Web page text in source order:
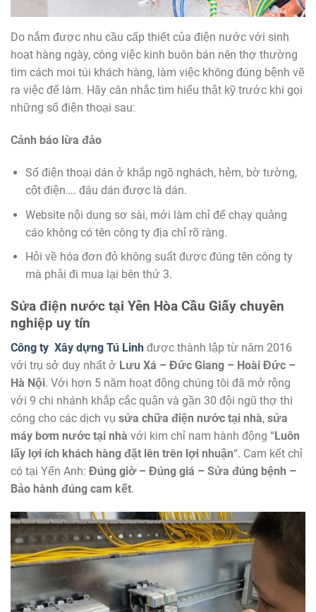
Do nắm được nhu cầu cấp thiết của điện nước với sinh
hoạt hàng ngày, công việc kinh buôn bán nên thợ thường
tìm cách moi túi khách hàng, làm việc không đúng bệnh vẽ
ra việc để làm. Hãy cân nhắc tìm hiểu thật kỹ trước khi gọi
những số điện thoại sau:
Cảnh báo lừa đảo
Số điện thoại dán ở khắp ngõ nghách, hẻm, bờ tường,
cột điện…. đâu dán được là dán.
Website nội dung sơ sài, mới làm chỉ để chạy quảng
cáo không có tên công ty địa chỉ rõ ràng.
Hỏi về hóa đơn đỏ không suất được đúng tên công ty
mà phải đi mua lại bên thứ 3.
Sửa điện nước tại Yên Hòa Cầu Giấy chuyên
nghiệp uy tín
Công ty Xây dựng Tú Linh được thành lập từ năm 2016
với trụ sở duy nhất ở Lưu Xá – Đức Giang – Hoài Đức –
Hà Nội. Với hơn 5 năm hoạt động chúng tôi đã mở rộng
với 9 chi nhánh khắp cắc quận và gần 30 đội ngũ thợ thi
công cho các dịch vụ sửa chữa điện nước tại nhà, sửa
máy bơm nước tại nhà với kim chỉ nam hành động “Luôn
lấy lợi ích khách hàng đặt lên trên lợi nhuận“. Cam kết chỉ
có tại Yến Anh: Đúng giờ – Đúng giá – Sửa đúng bệnh –
Bảo hành đúng cam kết.